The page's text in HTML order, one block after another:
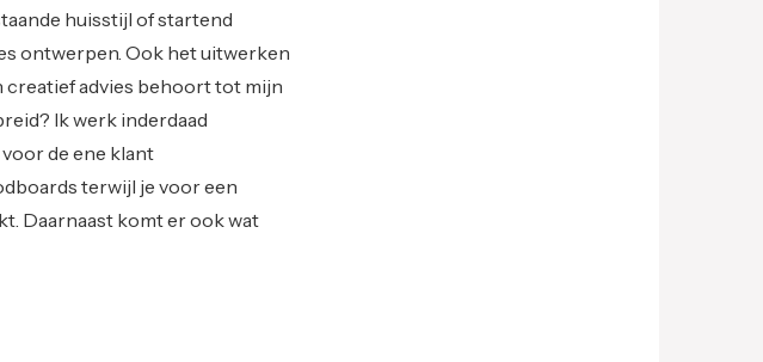
huisstijl of startend
ontwerpen. Ook het uitwerken
creatief advies behoort tot mijn
Ik werk inderdaad
de ene klant
terwijl je voor een
Daarnaast komt er ook wat